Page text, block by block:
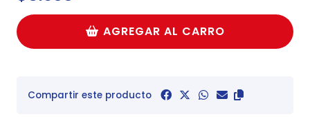
AGREGAR AL CARRO
Compartir este producto